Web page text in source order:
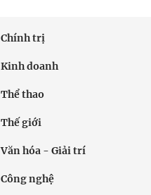
Chính trị
Kinh doanh
Thể thao
Thế giới
Văn hóa - Giải trí
Công nghệ